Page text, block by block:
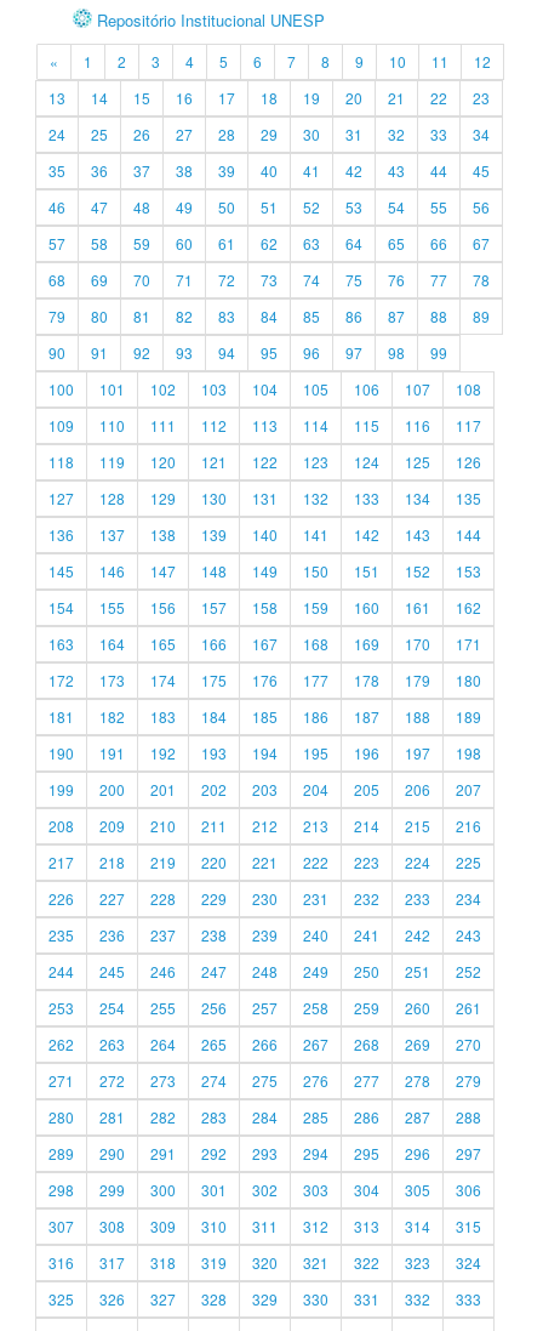
Repositório Institucional UNESP
« 1 2 3 4 5 6 7 8 9 10 11
12
13
14 15 16 17 18 19 20 21 22
23
24
25 26 27 28 29 30 31 32 33
34
35
36 37 38 39 40 41 42 43 44
45
46
47 48 49 50 51 52 53 54 55
56
57
58 59 60 61 62 63 64 65 66
67
68
69 70 71 72 73 74 75 76 77
78
79
80 81 82 83 84 85 86 87 88
89
90
91 92 93 94 95 96 97 98
99
100
101 102 103 104 105 106 107
108
109
110 111 112 113 114 115 116
117
118
119 120 121 122 123 124 125
126
127
128 129 130 131 132 133 134
135
136
137 138 139 140 141 142 143
144
145
146 147 148 149 150 151 152
153
154
155 156 157 158 159 160 161
162
163
164 165 166 167 168 169 170
171
172
173 174 175 176 177 178 179
180
181
182 183 184 185 186 187 188
189
190
191 192 193 194 195 196 197
198
199
200 201 202 203 204 205 206
207
208
209 210 211 212 213 214 215
216
217
218 219 220 221 222 223 224
225
226
227 228 229 230 231 232 233
234
235
236 237 238 239 240 241 242
243
244
245 246 247 248 249 250 251
252
253
254 255 256 257 258 259 260
261
262
263 264 265 266 267 268 269
270
271
272 273 274 275 276 277 278
279
280
281 282 283 284 285 286 287
288
289
290 291 292 293 294 295 296
297
298
299 300 301 302 303 304 305
306
307
308 309 310 311 312 313 314
315
316
317 318 319 320 321 322 323
324
325
326 327 328 329 330 331 332
333